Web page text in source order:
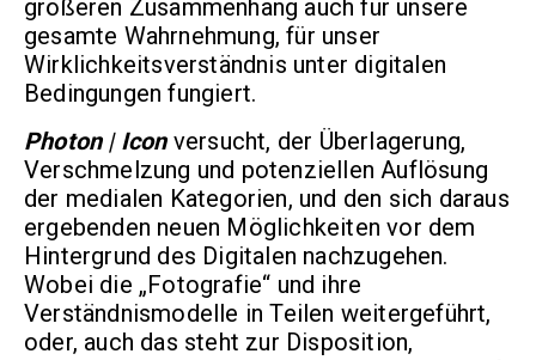
größeren Zusammenhang auch für unsere
gesamte Wahrnehmung, für unser
Wirklichkeitsverständnis unter digitalen
Bedingungen fungiert.
Photon |Iconversucht, der Überlagerung,
Verschmelzung und potenziellen Auflösung
der medialen Kategorien, und den sich daraus
ergebenden neuen Möglichkeiten vor dem
Hintergrund des Digitalen nachzugehen.
Wobei die „Fotografie“ und ihre
Verständnismodelle in Teilen weitergeführt,
oder, auch das steht zur Disposition,